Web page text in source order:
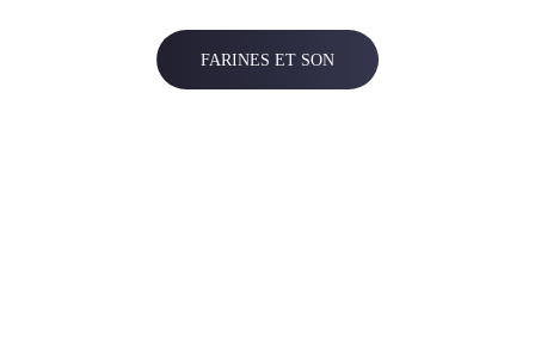
FARINES ET SON